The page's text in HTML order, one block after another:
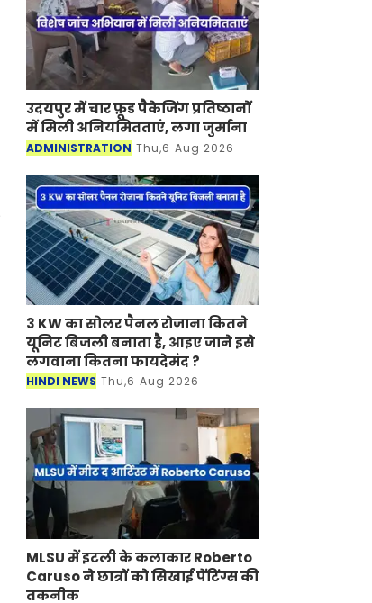
उदयपुर में चार फ़ूड पैकेजिंग प्रतिष्ठानों
में मिली अनियमितताएं, लगा जुर्माना
ADMINISTRATION Thu,6 Aug 2026
3 KW का सोलर पैनल रोजाना कितने
यूनिट बिजली बनाता है, आइए जाने इसे
लगवाना कितना फायदेमंद ?
HINDI NEWS Thu,6 Aug 2026
MLSU में इटली के कलाकार Roberto
Caruso ने छात्रों को सिखाई पेंटिंग्स की
तकनीक